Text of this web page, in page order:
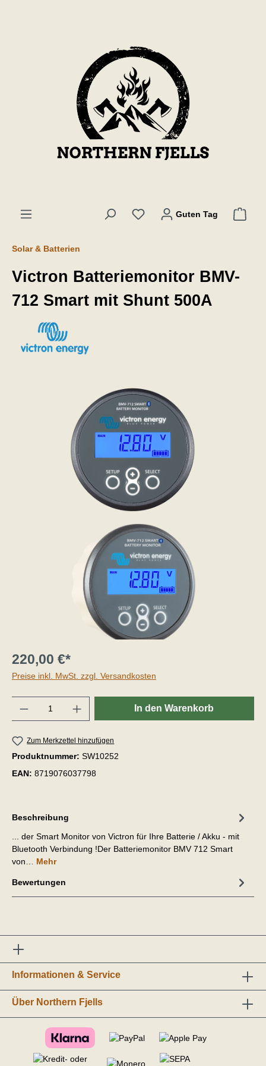
Guten Tag
Solar & Batterien
Victron Batteriemonitor BMV-
712 Smart mit Shunt 500A
220,00 €*
Preise inkl. MwSt. zzgl. Versandkosten
In den Warenkorb
Zum Merkzettel hinzufügen
Produktnummer: SW10252
EAN: 8719076037798
Beschreibung
... der Smart Monitor von Victron für Ihre Batterie / Akku - mit
Bluetooth Verbindung !Der Batteriemonitor BMV 712 Smart
von… Mehr
Bewertungen
Informationen & Service
Über Northern Fjells